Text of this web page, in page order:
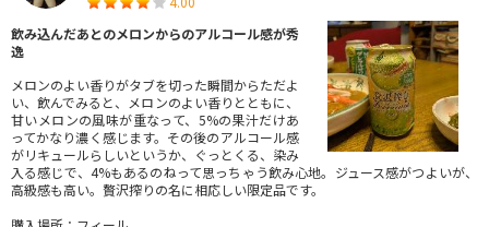
飲み込んだあとのメロンからのアルコール感が秀
逸
メロンのよい香りがタブを切った瞬間からただよ
い、飲んでみると、メロンのよい香りとともに、
甘いメロンの風味が重なって、5%の果汁だけあ
ってかなり濃く感じます。その後のアルコール感
がリキュールらしいというか、ぐっとくる、染み
入る感じで、4%もあるのねって思っちゃう飲み心地。ジュース感がつよいが、
高級感も高い。贅沢搾りの名に相応しい限定品です。